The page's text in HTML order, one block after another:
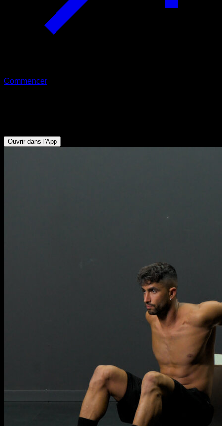
Commencer
Ouvrir dans l'App